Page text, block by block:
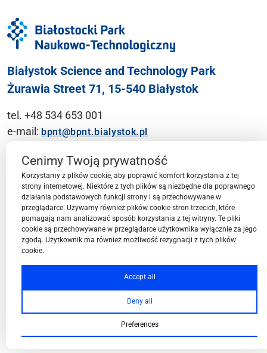
Białystok Science and Technology Park
Żurawia Street 71, 15-540 Białystok
tel. +48 534 653 001
e-mail: bpnt@bpnt.bialystok.pl
Contact
BPN-T Area
BPN-T Offer
Cenimy Twoją prywatność
Korzystamy z plików cookie, aby poprawić komfort korzystania z tej
strony internetowej. Niektóre z tych plików są niezbędne dla poprawnego
działania podstawowych funkcji strony i są przechowywane w
przeglądarce. Używamy również plików cookie stron trzecich, które
pomagają nam analizować sposób korzystania z tej witryny. Te pliki
cookie są przechowywane w przeglądarce użytkownika wyłącznie za jego
zgodą. Użytkownik ma również możliwość rezygnacji z tych plików
cookie.
Accept all
Deny all
Preferences